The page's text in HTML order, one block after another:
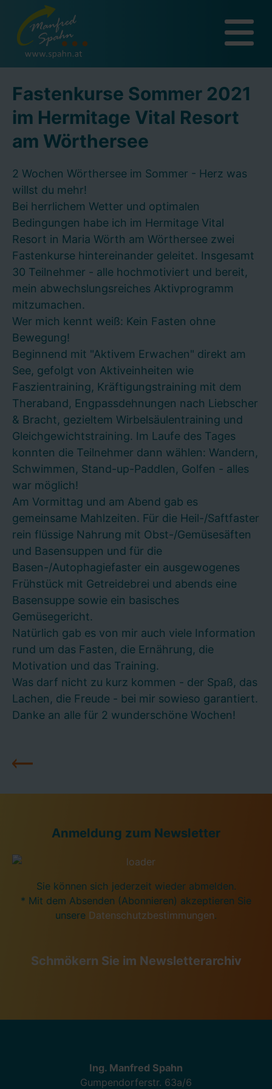
Fastenkurse Sommer 2021
im Hermitage Vital Resort
am Wörthersee
2 Wochen Wörthersee im Sommer - Herz was
willst du mehr!
Bei herrlichem Wetter und optimalen
Bedingungen habe ich im Hermitage Vital
Resort in Maria Wörth am Wörthersee zwei
Fastenkurse hintereinander geleitet. Insgesamt
30 Teilnehmer - alle hochmotiviert und bereit,
mein abwechslungsreiches Aktivprogramm
mitzumachen.
Wer mich kennt weiß: Kein Fasten ohne
Bewegung!
Beginnend mit "Aktivem Erwachen" direkt am
See, gefolgt von Aktiveinheiten wie
Faszientraining, Kräftigungstraining mit dem
Theraband, Engpassdehnungen nach Liebscher
& Bracht, gezieltem Wirbelsäulentraining und
Gleichgewichtstraining. Im Laufe des Tages
konnten die Teilnehmer dann wählen: Wandern,
Schwimmen, Stand-up-Paddlen, Golfen - alles
war möglich!
Am Vormittag und am Abend gab es
gemeinsame Mahlzeiten. Für die Heil-/Saftfaster
rein flüssige Nahrung mit Obst-/Gemüsesäften
und Basensuppen und für die
Basen-/Autophagiefaster ein ausgewogenes
Frühstück mit Getreidebrei und abends eine
Basensuppe sowie ein basisches
Gemüsegericht.
Natürlich gab es von mir auch viele Information
rund um das Fasten, die Ernährung, die
Motivation und das Training.
Was darf nicht zu kurz kommen - der Spaß, das
Lachen, die Freude - bei mir sowieso garantiert.
Danke an alle für 2 wunderschöne Wochen!
Anmeldung zum Newsletter
Sie können sich jederzeit wieder abmelden.
* Mit dem Absenden (Abonnieren) akzeptieren Sie
unsere Datenschutzbestimmungen.
Schmökern Sie im Newsletterarchiv
Ing. Manfred Spahn
Gumpendorferstr. 63a/6